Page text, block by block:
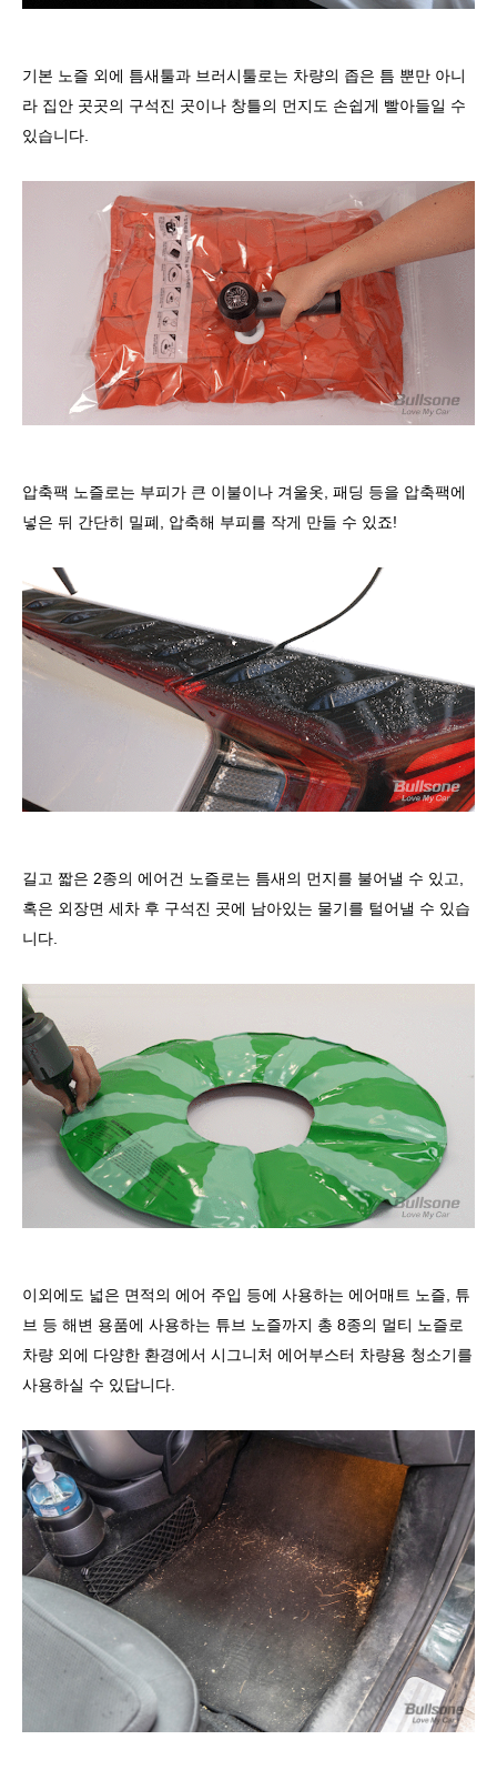
기본 노즐 외에 틈새툴과 브러시툴로는 차량의 좁은 틈 뿐만 아니
라 집안 곳곳의 구석진 곳이나 창틀의 먼지도 손쉽게 빨아들일 수
있습니다.
압축팩 노즐로는 부피가 큰 이불이나 겨울옷, 패딩 등을 압축팩에
넣은 뒤 간단히 밀폐, 압축해 부피를 작게 만들 수 있죠!
길고 짧은 2종의 에어건 노즐로는 틈새의 먼지를 불어낼 수 있고,
혹은 외장면 세차 후 구석진 곳에 남아있는 물기를 털어낼 수 있습
니다.
이외에도 넓은 면적의 에어 주입 등에 사용하는 에어매트 노즐, 튜
브 등 해변 용품에 사용하는 튜브 노즐까지 총 8종의 멀티 노즐로
차량 외에 다양한 환경에서 시그니처 에어부스터 차량용 청소기를
사용하실 수 있답니다.